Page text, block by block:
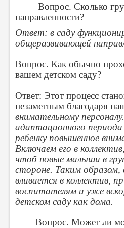
Вопрос. Сколько
направленности?
Ответ: в саду
общеразвивающей
Вопрос. Как обычно
вашем детском саду?
Ответ: Этот процесс
незаметным благодаря
внимательному
адаптационного
ребенку повышенное
Включаем его в
чтоб новые малыши в
стороне. Таким
вливается в коллектив,
воспитателям и уже
детском саду как дома.
Вопрос. Может ли